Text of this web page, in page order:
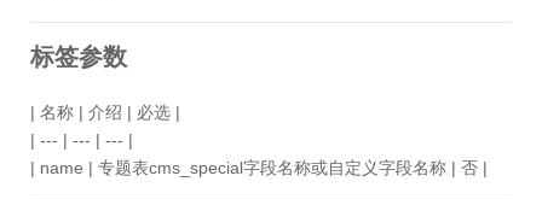
标签参数
| 名称 | 介绍 | 必选 |
| --- | --- | --- |
| name | 专题表cms_special字段名称或自定义字段名称 | 否 |